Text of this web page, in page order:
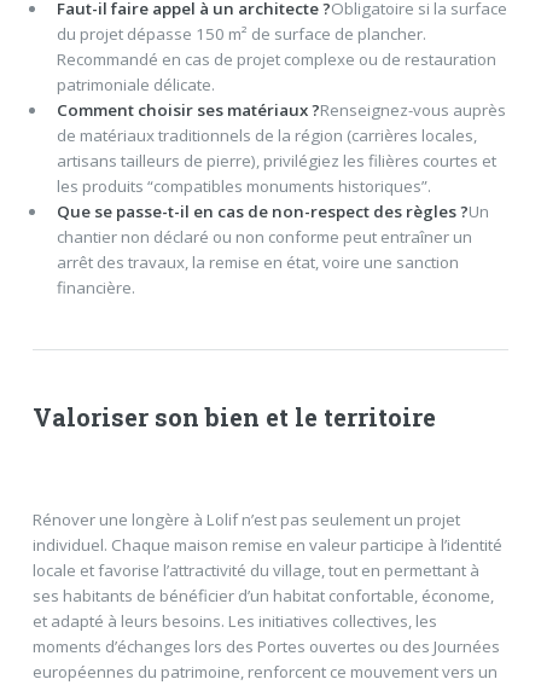
Faut-il faire appel à un architecte ?Obligatoire si la surface
du projet dépasse 150 m² de surface de plancher.
Recommandé en cas de projet complexe ou de restauration
patrimoniale délicate.
Comment choisir ses matériaux ?Renseignez-vous auprès
de matériaux traditionnels de la région (carrières locales,
artisans tailleurs de pierre), privilégiez les filières courtes et
les produits “compatibles monuments historiques”.
Que se passe-t-il en cas de non-respect des règles ?Un
chantier non déclaré ou non conforme peut entraîner un
arrêt des travaux, la remise en état, voire une sanction
financière.
Valoriser son bien et le territoire
Rénover une longère à Lolif n’est pas seulement un projet
individuel. Chaque maison remise en valeur participe à l’identité
locale et favorise l’attractivité du village, tout en permettant à
ses habitants de bénéficier d’un habitat confortable, économe,
et adapté à leurs besoins. Les initiatives collectives, les
moments d’échanges lors des Portes ouvertes ou des Journées
européennes du patrimoine, renforcent ce mouvement vers un